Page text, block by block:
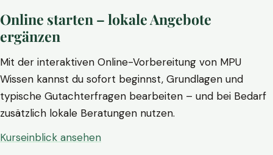
Online starten – lokale Angebote
ergänzen
Mit der interaktiven Online-Vorbereitung von MPU
Wissen kannst du sofort beginnst, Grundlagen und
typische Gutachterfragen bearbeiten – und bei Bedarf
zusätzlich lokale Beratungen nutzen.
Kurseinblick ansehen